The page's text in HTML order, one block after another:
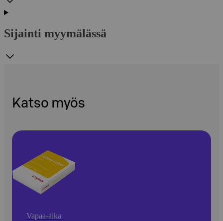
Sijainti myymälässä
Katso myös
Vapaa-aika